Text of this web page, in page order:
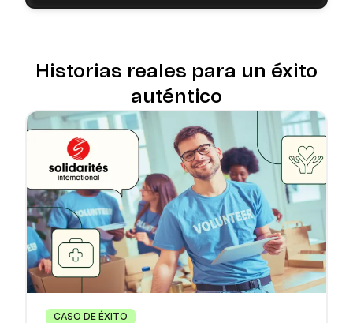
Historias reales para un éxito
auténtico
CASO DE ÉXITO